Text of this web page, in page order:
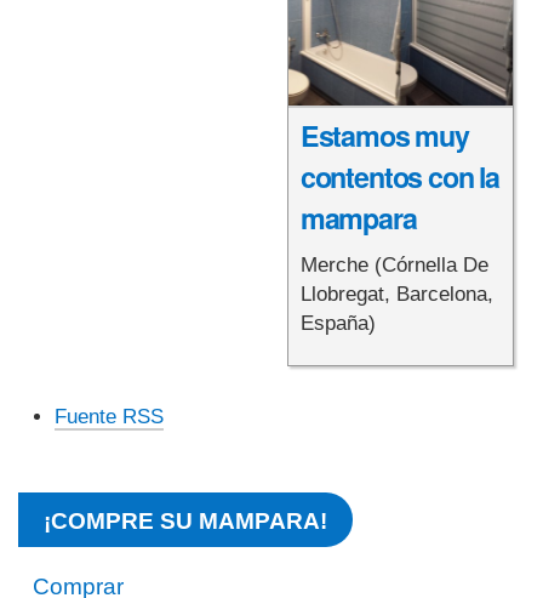
Estamos muy
contentos con la
mampara
Merche (Córnella De
Llobregat, Barcelona,
España)
de
Fuente RSS
¡COMPRE SU MAMPARA!
Comprar